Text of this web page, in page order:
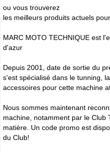
ou vous trouverez
les meilleurs produits actuels
MARC MOTO TECHNIQUE est
d'azur
Depuis 2001, date de sortie du
s'est spécialisé dans le tunning,
accessoires pour cette machine
Nous sommes maintenant
machine, notamment par le Club
matière. Un code promo est
du Club!